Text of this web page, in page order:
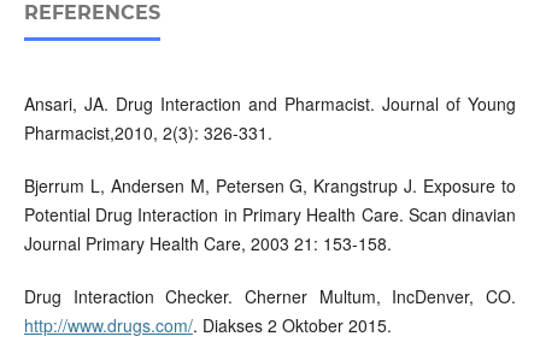
REFERENCES
Ansari, JA. Drug Interaction and Pharmacist. Journal of Young
Pharmacist,2010, 2(3): 326-331.
Bjerrum L, Andersen M, Petersen G, Krangstrup J. Exposure to
Potential Drug Interaction in Primary Health Care. Scan dinavian
Journal Primary Health Care, 2003 21: 153-158.
Drug Interaction Checker. Cherner Multum, IncDenver, CO.
http://www.drugs.com/. Diakses 2 Oktober 2015.